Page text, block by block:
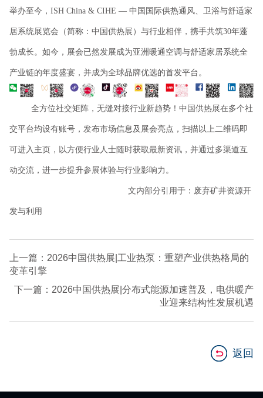
举办至今，ISH China & CIHE — 中国国际供热通风、卫浴与舒适家
居系统展览会（简称：中国供热展）与行业相伴，携手共筑30年蓬
勃成长。如今，展会已然发展成为亚洲暖通空调与舒适家居系统全
产业链的年度盛宴，并成为全球品牌优选的首发平台。
全方位社交矩阵，无缝对接行业新趋势！中国供热展在多个社
交平台均设有账号，发布市场信息及展会亮点，扫描以上二维码即
可进入主页，以方便行业人士随时获取最新资讯，并通过多渠道互
动交流，进一步提升参展体验与行业影响力。
文内部分引用于：废弃矿井资源开
发与利用
上一篇：2026中国供热展|工业热泵：重塑产业供热格局的
变革引擎
下一篇：2026中国供热展|分布式能源加速普及，电供暖产
业迎来结构性发展机遇
返回